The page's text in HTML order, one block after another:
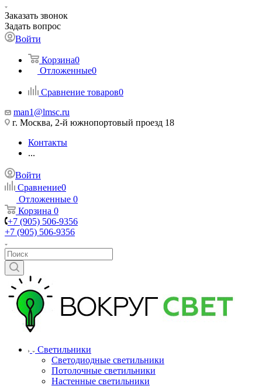
Заказать звонок
Задать вопрос
Войти
Корзина0
Отложенные0
Сравнение товаров0
man1@lmsc.ru
г. Москва, 2-й южнопортовый проезд 18
Контакты
...
Войти
Сравнение0
Отложенные 0
Корзина 0
+7 (905) 506-9356
+7 (905) 506-9356
Светильники
Светодиодные светильники
Потолочные светильники
Настенные светильники